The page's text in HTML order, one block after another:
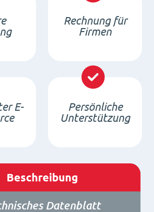
Rechnung für
Firmen
E-
Persönliche
Unterstützung
Beschreibung
Datenblatt